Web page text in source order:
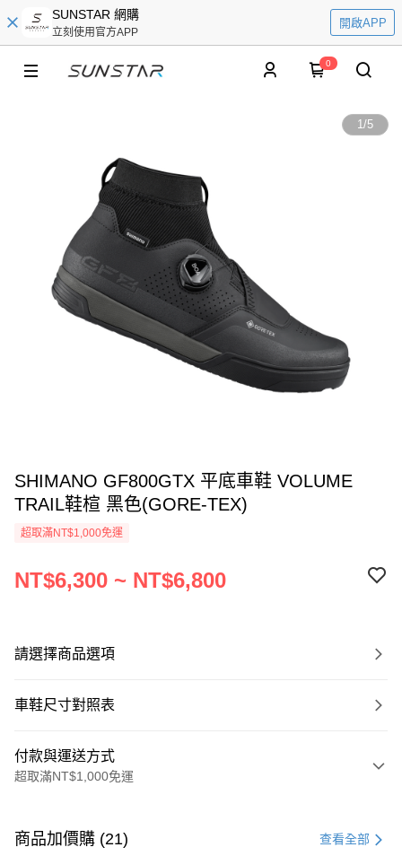
SUNSTAR 網購
立刻使用官方APP
開啟APP
0
1/5
SHIMANO GF800GTX 平底車鞋 VOLUME
TRAIL鞋楦 黑色(GORE-TEX)
超取滿NT$1,000免運
NT$6,300 ~ NT$6,800
請選擇商品選項
車鞋尺寸對照表
付款與運送方式
超取滿NT$1,000免運
信用卡一次付款
商品加價購 (21) 查看全部